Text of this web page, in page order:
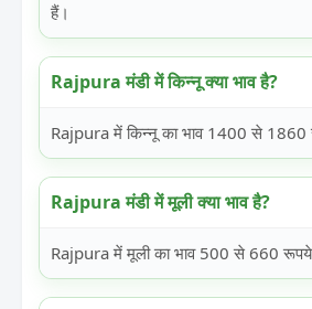
हैं।
Rajpura मंडी में किन्नू क्या भाव है?
Rajpura में किन्नू का भाव 1400 से 1860
Rajpura मंडी में मूली क्या भाव है?
Rajpura में मूली का भाव 500 से 660